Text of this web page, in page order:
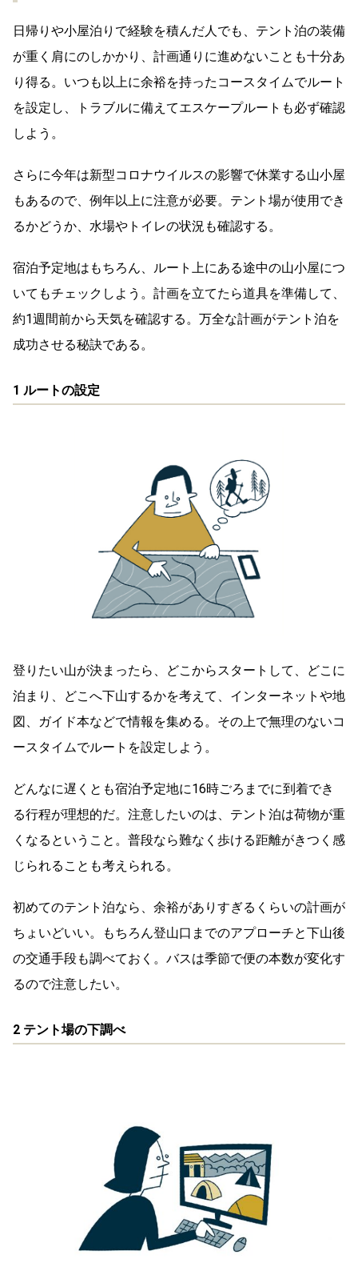
日帰りや小屋泊りで経験を積んだ人でも、テント泊の装備
が重く肩にのしかかり、計画通りに進めないことも十分あ
り得る。いつも以上に余裕を持ったコースタイムでルート
を設定し、トラブルに備えてエスケープルートも必ず確認
しよう。
さらに今年は新型コロナウイルスの影響で休業する山小屋
もあるので、例年以上に注意が必要。テント場が使用でき
るかどうか、水場やトイレの状況も確認する。
宿泊予定地はもちろん、ルート上にある途中の山小屋につ
いてもチェックしよう。計画を立てたら道具を準備して、
約1週間前から天気を確認する。万全な計画がテント泊を
成功させる秘訣である。
1 ルートの設定
登りたい山が決まったら、どこからスタートして、どこに
泊まり、どこへ下山するかを考えて、インターネットや地
図、ガイド本などで情報を集める。その上で無理のないコ
ースタイムでルートを設定しよう。
どんなに遅くとも宿泊予定地に16時ごろまでに到着でき
る行程が理想的だ。注意したいのは、テント泊は荷物が重
くなるということ。普段なら難なく歩ける距離がきつく感
じられることも考えられる。
初めてのテント泊なら、余裕がありすぎるくらいの計画が
ちょいどいい。もちろん登山口までのアプローチと下山後
の交通手段も調べておく。バスは季節で便の本数が変化す
るので注意したい。
2 テント場の下調べ